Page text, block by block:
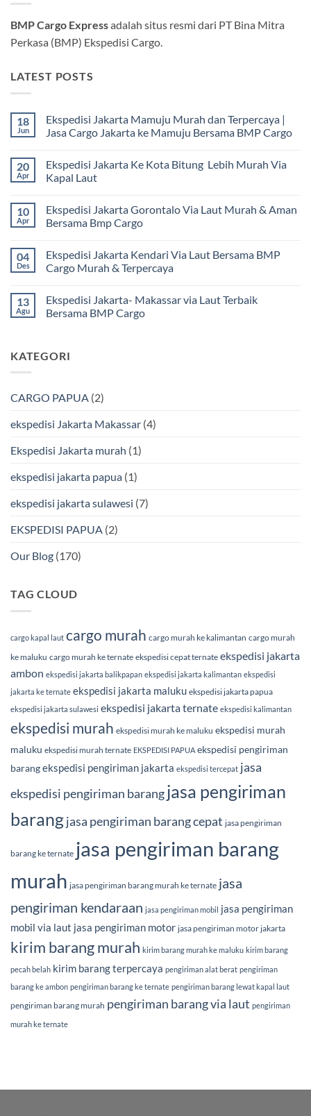
BMP Cargo Expressadalah situs resmi dari PT Bina Mitra
Perkasa (BMP) Ekspedisi Cargo.
LATEST POSTS
18
Jun
Ekspedisi Jakarta Mamuju Murah dan Terpercaya |
Jasa Cargo Jakarta ke Mamuju Bersama BMP Cargo
komentar
pada
Ekspedisi
Murah
dan
Terpercaya
Cargo
Jakarta
ke
BMP
Cargo
20
Apr
Ekspedisi Jakarta Ke Kota Bitung Lebih Murah Via
Kapal Laut
komentar
pada
Ekspedisi
Kota
Bitung
Lebih
Kapal
Laut
10
Apr
Ekspedisi Jakarta Gorontalo Via Laut Murah & Aman
Bersama Bmp Cargo
komentar
pada
Ekspedisi
Via
Laut
Murah
Bmp
Cargo
04
Des
Ekspedisi Jakarta Kendari Via Laut Bersama BMP
Cargo Murah & Terpercaya
komentar
pada
Ekspedisi
Laut
Bersama
&
13
Agu
Ekspedisi Jakarta- Makassar via Laut Terbaik
Bersama BMP Cargo
pada
Ekspedisi
Laut
BMP
KATEGORI
CARGO PAPUA (2)
ekspedisi Jakarta Makassar (4)
Ekspedisi Jakarta murah (1)
ekspedisi jakarta papua (1)
ekspedisi jakarta sulawesi (7)
EKSPEDISI PAPUA (2)
Our Blog (170)
TAG CLOUD
cargo kapal laut cargo murah cargo murah ke kalimantan cargo murah
ke maluku cargo murah ke ternate ekspedisi cepat ternate ekspedisi jakarta
ambon ekspedisi jakarta balikpapan ekspedisi jakarta kalimantan ekspedisi
jakarta ke ternate ekspedisi jakarta maluku ekspedisi jakarta papua
ekspedisi jakarta sulawesi ekspedisi jakarta ternate ekspedisi kalimantan
ekspedisi murah ekspedisi murah ke maluku ekspedisi murah
maluku ekspedisi murah ternate EKSPEDISI PAPUA ekspedisi pengiriman
barangekspedisi pengiriman jakarta ekspedisi tercepat jasa
ekspedisi pengiriman barangjasa pengiriman
barangjasa pengiriman barang cepat jasa pengiriman
barang ke ternate jasa pengiriman barang
murah jasa pengiriman barang murah ke ternate jasa
pengiriman kendaraan jasa pengiriman mobil jasa pengiriman
mobil via laut jasa pengiriman motor jasa pengiriman motor jakarta
kirim barang murah kirim barang murah ke maluku kirim barang
pecah belah kirim barang terpercaya pengiriman alat berat pengiriman
barang ke ambon pengiriman barang ke ternate pengiriman barang lewat kapal laut
pengiriman barang murah pengiriman barang via laut pengiriman
murah ke ternate